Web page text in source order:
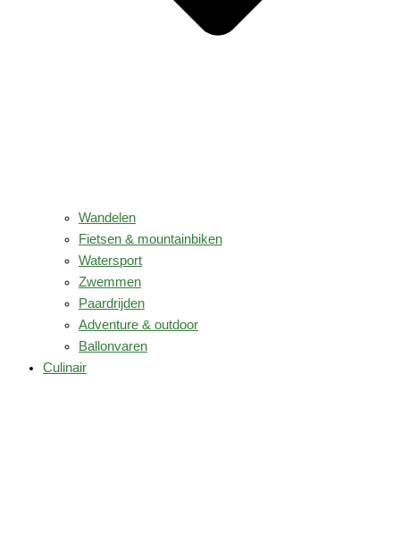
Wandelen
Fietsen & mountainbiken
Watersport
Zwemmen
Paardrijden
Adventure & outdoor
Ballonvaren
Culinair